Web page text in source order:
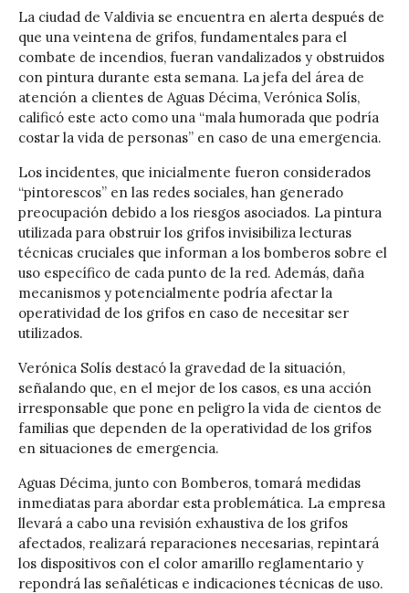
La ciudad de Valdivia se encuentra en alerta después de
que una veintena de grifos, fundamentales para el
combate de incendios, fueran vandalizados y obstruidos
con pintura durante esta semana. La jefa del área de
atención a clientes de Aguas Décima, Verónica Solís,
calificó este acto como una “mala humorada que podría
costar la vida de personas” en caso de una emergencia.
Los incidentes, que inicialmente fueron considerados
“pintorescos” en las redes sociales, han generado
preocupación debido a los riesgos asociados. La pintura
utilizada para obstruir los grifos invisibiliza lecturas
técnicas cruciales que informan a los bomberos sobre el
uso específico de cada punto de la red. Además, daña
mecanismos y potencialmente podría afectar la
operatividad de los grifos en caso de necesitar ser
utilizados.
Verónica Solís destacó la gravedad de la situación,
señalando que, en el mejor de los casos, es una acción
irresponsable que pone en peligro la vida de cientos de
familias que dependen de la operatividad de los grifos
en situaciones de emergencia.
Aguas Décima, junto con Bomberos, tomará medidas
inmediatas para abordar esta problemática. La empresa
llevará a cabo una revisión exhaustiva de los grifos
afectados, realizará reparaciones necesarias, repintará
los dispositivos con el color amarillo reglamentario y
repondrá las señaléticas e indicaciones técnicas de uso.